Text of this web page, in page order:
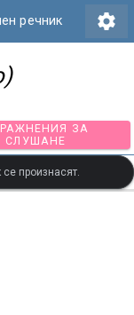
речник settings
УПРАЖНЕНИЯ
СЛУШАНЕ
произнасят.